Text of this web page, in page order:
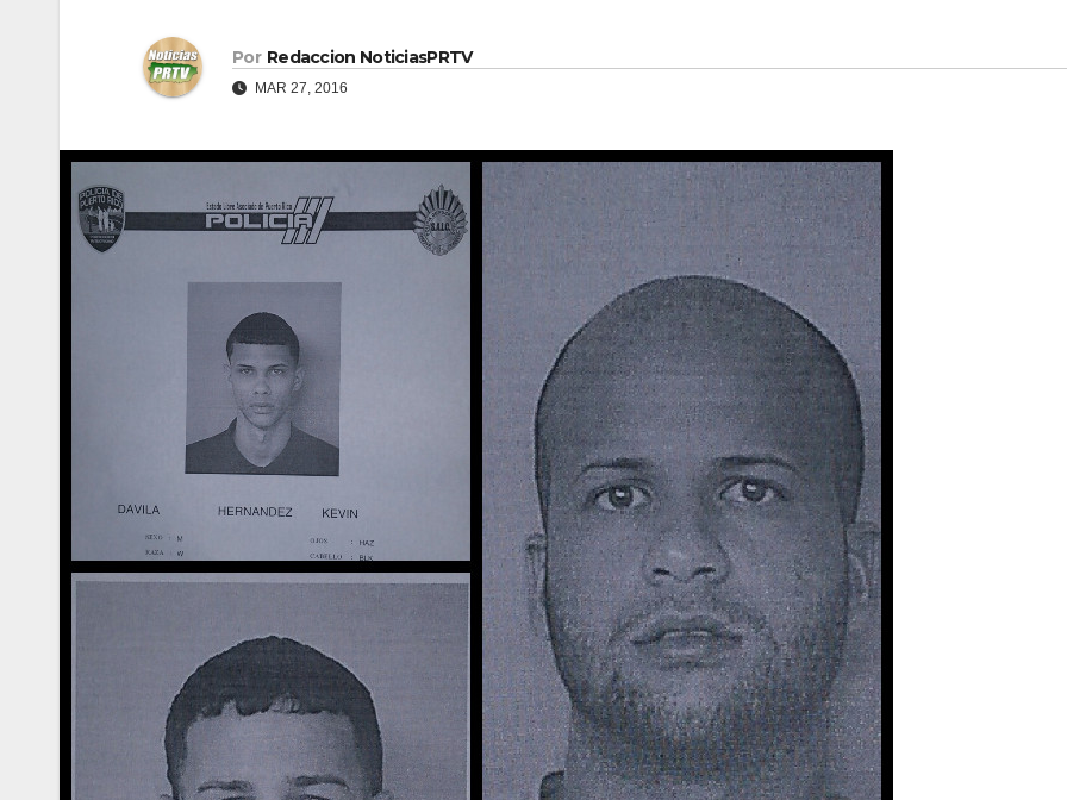
Por Redaccion NoticiasPRTV
MAR 27, 2016